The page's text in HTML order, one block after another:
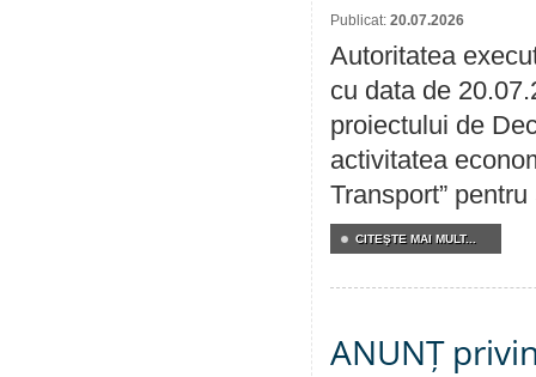
Publicat: 20.07.2026
Autoritatea
cu data de
proiectului de
activitatea
Transport” pentru
CITEŞTE MAI MULT...
ANUNȚ